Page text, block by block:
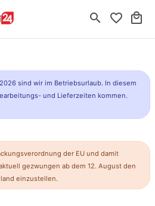
search favorite_border local_mall
sind wir im Betriebsurlaub. In diesem
und Lieferzeiten kommen.
der EU und damit
gezwungen ab dem 12. August den
einzustellen.